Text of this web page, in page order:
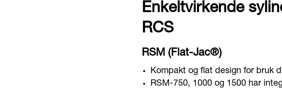
Enkeltvirkende
RCS
RSM (Flat-Jac®)
Kompakt og flat design for bruk
RSM-750, 1000 og 1500 har